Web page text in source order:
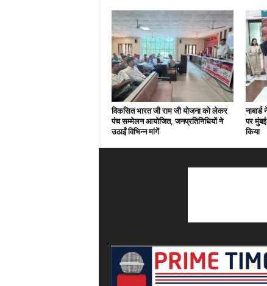
विकसित भारत जी राम जी योजना को लेकर
पंच सम्मेलन आयोजित, जनप्रतिनिधियों ने
उठाईं विभिन्न मांगें
पर
किया